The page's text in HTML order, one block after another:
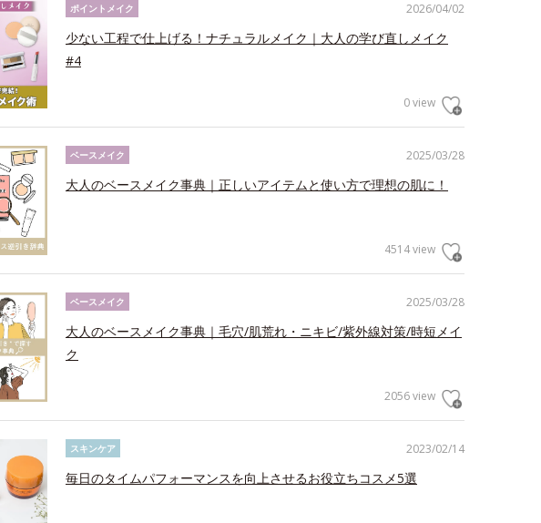
2026/04/02
ポイントメイク
少ない工程で仕上げる！ナチュラルメイク｜大人の学び直しメイク
#4
0 view
2025/03/28
ベースメイク
大人のベースメイク事典｜正しいアイテムと使い方で理想の肌に！
4514 view
2025/03/28
ベースメイク
大人のベースメイク事典｜毛穴/肌荒れ・ニキビ/紫外線対策/時短メイ
ク
2056 view
2023/02/14
スキンケア
毎日のタイムパフォーマンスを向上させるお役立ちコスメ5選